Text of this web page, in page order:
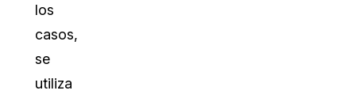
los
casos,
se
utiliza